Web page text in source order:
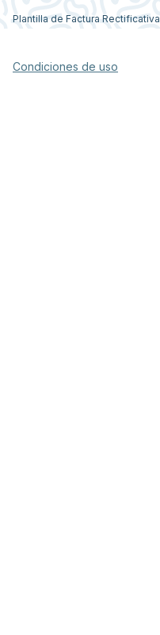
Plantilla de Factura Rectificativa
Condiciones de uso